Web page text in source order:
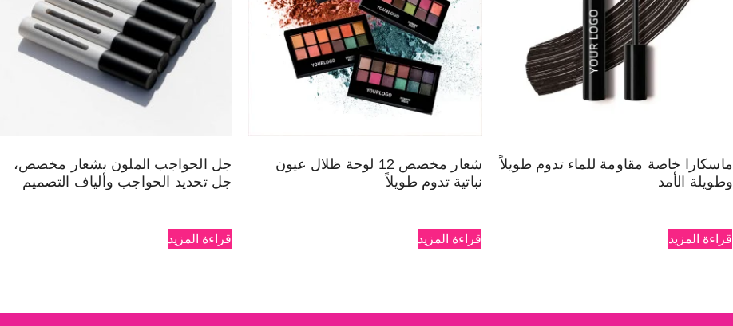
ماسكارا خاصة مقاومة للماء تدوم طويلاً
وطويلة الأمد
قراءة المزيد
شعار مخصص 12 لوحة ظلال عيون
نباتية تدوم طويلاً
قراءة المزيد
جل الحواجب الملون بشعار مخصص،
جل تحديد الحواجب وألياف التصميم
قراءة المزيد